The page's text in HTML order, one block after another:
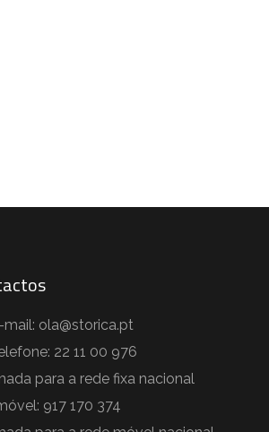
mail: ola@storica.pt
22 11 00 976
para a rede fixa nacional
917 170 374